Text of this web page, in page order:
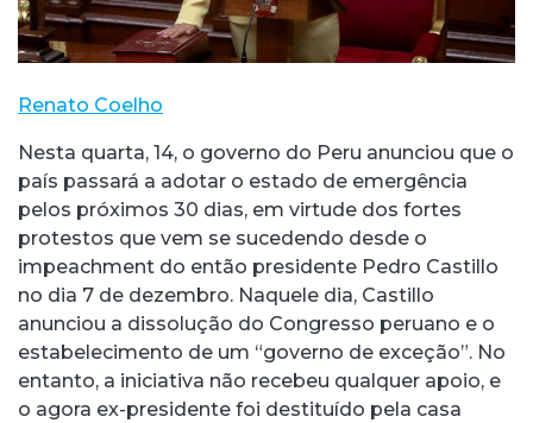
Renato Coelho
Nesta quarta, 14, o governo do Peru anunciou que o
país passará a adotar o estado de emergência
pelos próximos 30 dias, em virtude dos fortes
protestos que vem se sucedendo desde o
impeachment do então presidente Pedro Castillo
no dia 7 de dezembro. Naquele dia, Castillo
anunciou a dissolução do Congresso peruano e o
estabelecimento de um “governo de exceção”. No
entanto, a iniciativa não recebeu qualquer apoio, e
o agora ex-presidente foi destituído pela casa